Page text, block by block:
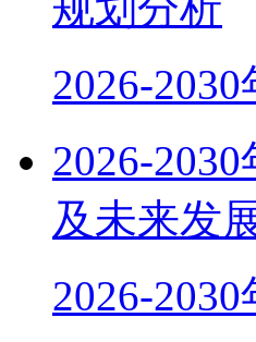
2026-
2026-
及未来发
2026-